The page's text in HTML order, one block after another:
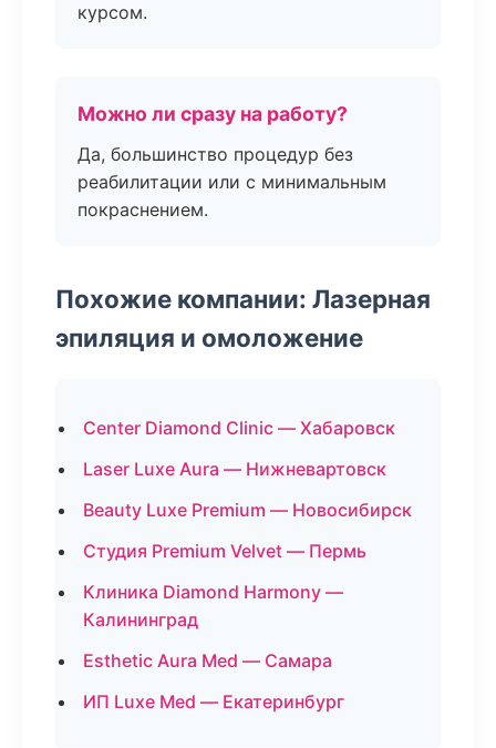
курсом.
Можно ли сразу на работу?
Да, большинство процедур без
реабилитации или с минимальным
покраснением.
Похожие компании: Лазерная
эпиляция и омоложение
Center Diamond Clinic — Хабаровск
Laser Luxe Aura — Нижневартовск
Beauty Luxe Premium — Новосибирск
Студия Premium Velvet — Пермь
Клиника Diamond Harmony —
Калининград
Esthetic Aura Med — Самара
ИП Luxe Med — Екатеринбург